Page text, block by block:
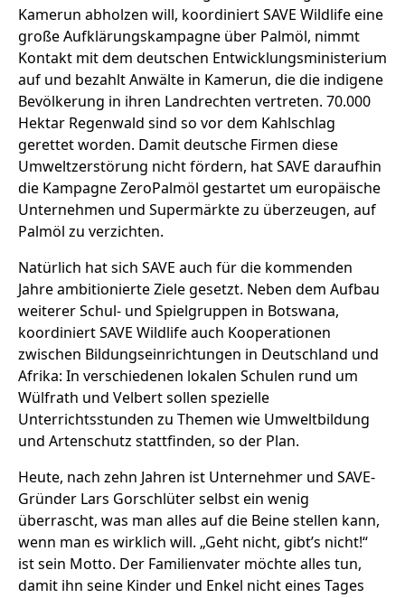
Kamerun abholzen will, koordiniert SAVE Wildlife eine
große Aufklärungskampagne über Palmöl, nimmt
Kontakt mit dem deutschen Entwicklungsministerium
auf und bezahlt Anwälte in Kamerun, die die indigene
Bevölkerung in ihren Landrechten vertreten. 70.000
Hektar Regenwald sind so vor dem Kahlschlag
gerettet worden. Damit deutsche Firmen diese
Umweltzerstörung nicht fördern, hat SAVE daraufhin
die Kampagne ZeroPalmöl gestartet um europäische
Unternehmen und Supermärkte zu überzeugen, auf
Palmöl zu verzichten.
Natürlich hat sich SAVE auch für die kommenden
Jahre ambitionierte Ziele gesetzt. Neben dem Aufbau
weiterer Schul- und Spielgruppen in Botswana,
koordiniert SAVE Wildlife auch Kooperationen
zwischen Bildungseinrichtungen in Deutschland und
Afrika: In verschiedenen lokalen Schulen rund um
Wülfrath und Velbert sollen spezielle
Unterrichtsstunden zu Themen wie Umweltbildung
und Artenschutz stattfinden, so der Plan.
Heute, nach zehn Jahren ist Unternehmer und SAVE-
Gründer Lars Gorschlüter selbst ein wenig
überrascht, was man alles auf die Beine stellen kann,
wenn man es wirklich will. „Geht nicht, gibt’s nicht!“
ist sein Motto. Der Familienvater möchte alles tun,
damit ihn seine Kinder und Enkel nicht eines Tages